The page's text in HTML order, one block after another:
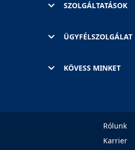
SZOLGÁLTATÁSOK
ÜGYFÉLSZOLGÁLAT
KÖVESS MINKET
Rólunk
Karrier